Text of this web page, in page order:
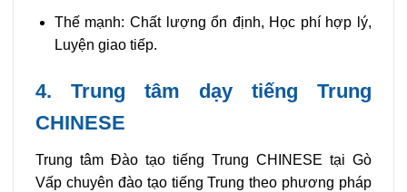
Thế mạnh: Chất lượng ổn định, Học phí hợp lý,
Luyện giao tiếp.
4. Trung tâm dạy tiếng Trung
CHINESE
Trung tâm Đào tạo tiếng Trung CHINESE tại Gò
Vấp chuyên đào tạo tiếng Trung theo phương pháp